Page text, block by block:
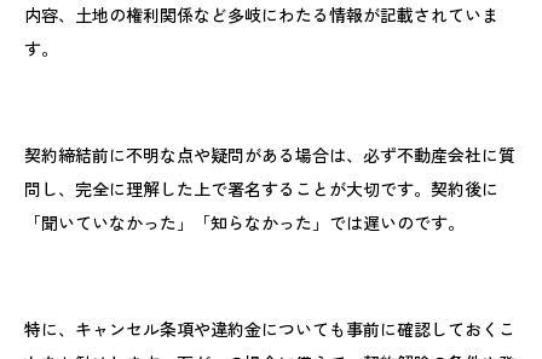
内容、土地の権利関係など多岐にわたる情報が記載されていま
す。
契約締結前に不明な点や疑問がある場合は、必ず不動産会社に質
問し、完全に理解した上で署名することが大切です。契約後に
「聞いていなかった」「知らなかった」では遅いのです。
特に、キャンセル条項や違約金についても事前に確認しておくこ